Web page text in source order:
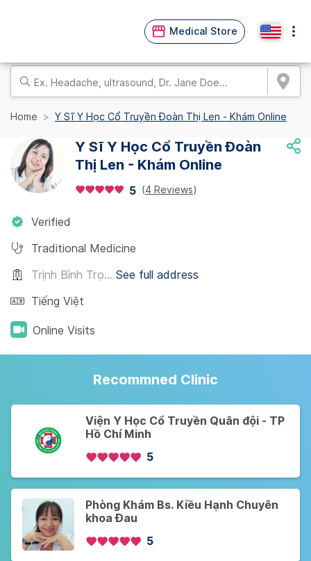
Medical Store
Home Y Sĩ Y Học Cổ Truyền Đoàn Thị Len - Khám Online
Y Sĩ Y Học Cổ Truyền Đoàn
Thị Len - Khám Online
5 (4 Reviews)
Verified
Traditional Medicine
Trịnh Bình Trọ... See full address
Tiếng Việt
Online Visits
Recommned Clinic
Viện Y Học Cổ Truyền Quân đội - TP
Hồ Chí Minh
5
Phòng Khám Bs. Kiều Hạnh Chuyên
khoa Đau
5